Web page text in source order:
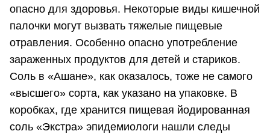
опасно для здоровья. Некоторые виды кишечной
палочки могут вызвать тяжелые пищевые
отравления. Особенно опасно употребление
зараженных продуктов для детей и стариков.
Соль в «Ашане», как оказалось, тоже не самого
«высшего» сорта, как указано на упаковке. В
коробках, где хранится пищевая йодированная
соль «Экстра» эпидемиологи нашли следы